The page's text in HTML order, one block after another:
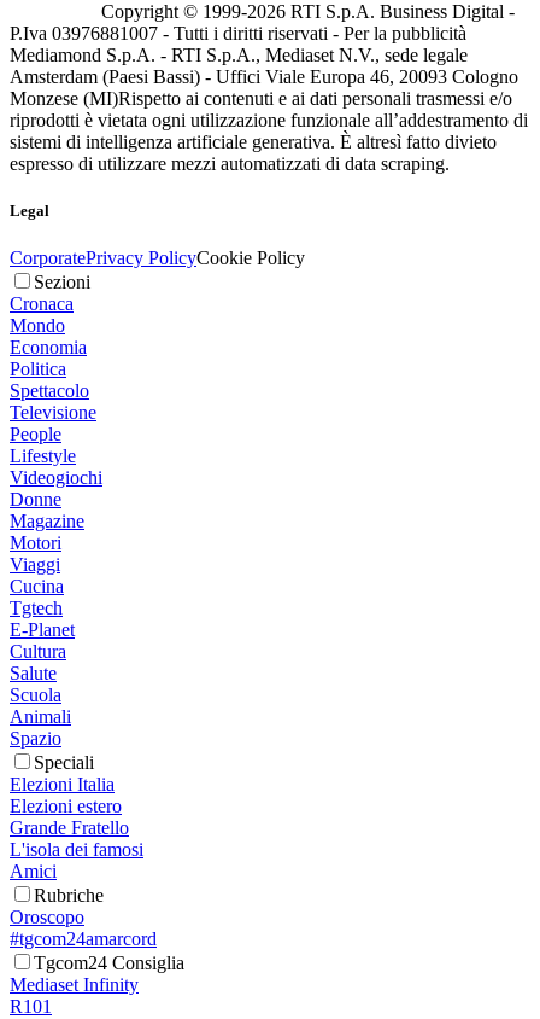
Copyright © 1999-2026 RTI S.p.A. Business Digital -
P.Iva 03976881007 - Tutti i diritti riservati - Per la pubblicità
Mediamond S.p.A. - RTI S.p.A., Mediaset N.V., sede legale
Amsterdam (Paesi Bassi) - Uffici Viale Europa 46, 20093 Cologno
Monzese (MI)Rispetto ai contenuti e ai dati personali trasmessi e/o
riprodotti è vietata ogni utilizzazione funzionale all’addestramento di
sistemi di intelligenza artificiale generativa. È altresì fatto divieto
espresso di utilizzare mezzi automatizzati di data scraping.
Legal
CorporatePrivacy PolicyCookie Policy
Sezioni
Cronaca
Mondo
Economia
Politica
Spettacolo
Televisione
People
Lifestyle
Videogiochi
Donne
Magazine
Motori
Viaggi
Cucina
Tgtech
E-Planet
Cultura
Salute
Scuola
Animali
Spazio
Speciali
Elezioni Italia
Elezioni estero
Grande Fratello
L'isola dei famosi
Amici
Rubriche
Oroscopo
#tgcom24amarcord
Tgcom24 Consiglia
Mediaset Infinity
R101